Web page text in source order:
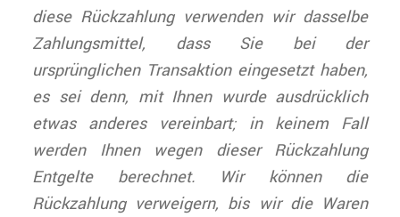
diese Rückzahlung verwenden wir dasselbe
Zahlungsmittel, dass Sie bei der
ursprünglichen Transaktion eingesetzt haben,
es sei denn, mit Ihnen wurde ausdrücklich
etwas anderes vereinbart; in keinem Fall
werden Ihnen wegen dieser Rückzahlung
Entgelte berechnet. Wir können die
Rückzahlung verweigern, bis wir die Waren